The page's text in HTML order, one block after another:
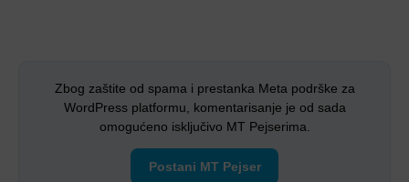
Zbog zaštite od spama i prestanka Meta podrške za
WordPress platformu, komentarisanje je od sada
omogućeno isključivo MT Pejserima.
Postani MT Pejser